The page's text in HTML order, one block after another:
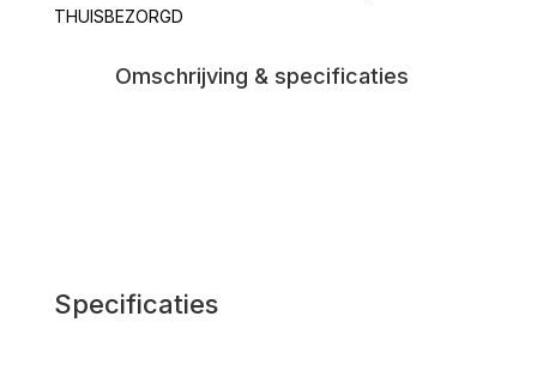
THUISBEZORGD
Omschrijving & specificaties
Specificaties